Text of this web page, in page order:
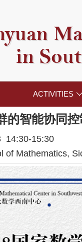
in
ACTIVITIES 
的智能协同
14:30-15:30
of Mathematics,